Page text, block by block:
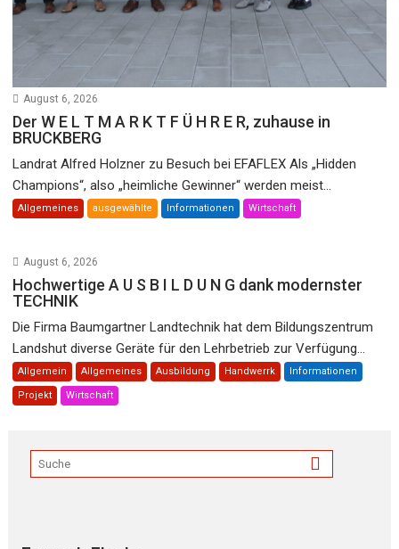
August 6, 2026
Der W E L T M A R K T F Ü H R E R, zuhause in
BRUCKBERG
Landrat Alfred Holzner zu Besuch bei EFAFLEX Als „Hidden
Champions“, also „heimliche Gewinner“ werden meist...
Allgemeines ausgewählte Informationen Wirtschaft
August 6, 2026
Hochwertige A U S B I L D U N G dank modernster
TECHNIK
Die Firma Baumgartner Landtechnik hat dem Bildungszentrum
Landshut diverse Geräte für den Lehrbetrieb zur Verfügung...
Allgemein Allgemeines Ausbildung Handwerrk Informationen
Projekt Wirtschaft